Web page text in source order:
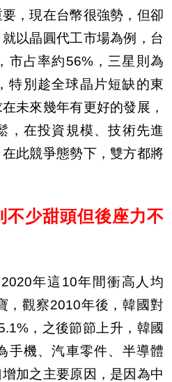
，現在台幣很強勢，但卻
以晶圓代工市場為例，台
市占率約56%，三星則為
特別趁全球晶片短缺的東
未來幾年有更好的發展，
，在投資規模、技術先進
此競爭態勢下，雙方都將
不少甜頭但後座力不
年這10年間衝高人均
，觀察2010年後，韓國對
，之後節節上升，韓國
手機、汽車零件、半導體
加之主要原因，是因為中